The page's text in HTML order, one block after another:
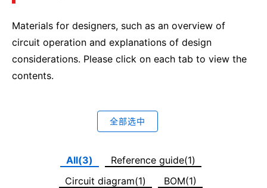
Materials for designers, such as an overview of
circuit operation and explanations of design
considerations. Please click on each tab to view the
contents.
全部选中
All(3)
Reference guide(1)
Circuit diagram(1)
BOM(1)